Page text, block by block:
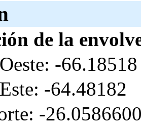
de la
-66.18518
-64.48182
-